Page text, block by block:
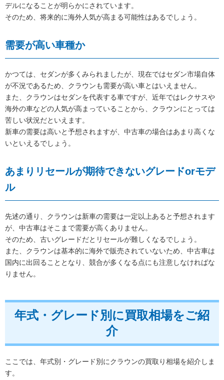
デルになることが明らかにされています。
そのため、将来的に海外人気が高まる可能性はあるでしょう。
需要が高い車種か
かつては、セダンが多くみられましたが、現在ではセダン市場自体
が不況であるため、クラウンも需要が高い車とはいえません。
また、クラウンはセダンを代表する車ですが、近年ではレクサスや
海外の車などの人気が高まっていることから、クラウンにとっては
苦しい状況だといえます。
新車の需要は高いと予想されますが、中古車の場合はあまり高くな
いといえるでしょう。
あまりリセールが期待できないグレードorモデ
ル
先述の通り、クラウンは新車の需要は一定以上あると予想されます
が、中古車はそこまで需要が高くありません。
そのため、古いグレードだとリセールが難しくなるでしょう。
また、クラウンは基本的に海外で販売されていないため、中古車は
国内に出回ることとなり、競合が多くなる点にも注意しなければな
りません。
年式・グレード別に買取相場をご紹
介
ここでは、年式別・グレード別にクラウンの買取り相場を紹介しま
す。